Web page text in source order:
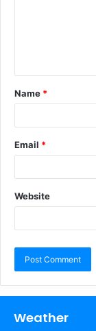
أم هرير، دبي
أقرب صالة
Name *
Email *
Website
Weather